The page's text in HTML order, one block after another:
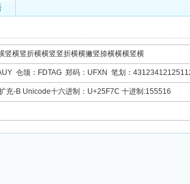
竖横竖折横横竖竖折横横撇竖捺横横横竖横
仓颉：FDTAG 郑码：UFXN 笔划：
充-B Unicode十六进制：U+25F7C 十进制:155516